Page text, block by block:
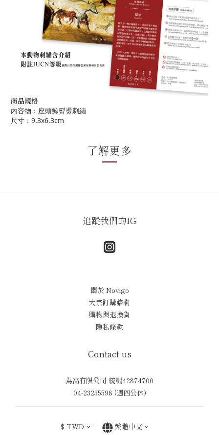
商品規格
內容物：座頭鯨熨燙刺繡
尺寸：9.3x6.3cm
了解更多
追蹤我們的IG
關於 Novigo
大宗訂購諮詢
購物與退換貨
隱私條款
Contact us
為高有限公司 統編42874700
04-23235598 (週四公休)
$ TWD 繁體中文